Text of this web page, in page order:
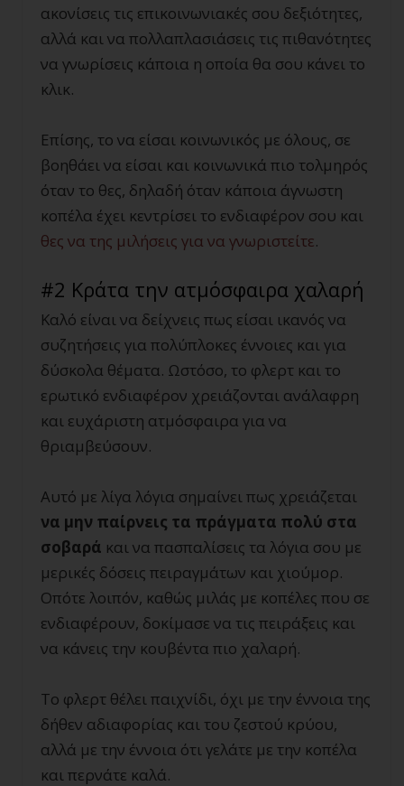
ακονίσεις τις επικοινωνιακές σου δεξιότητες,
αλλά και να πολλαπλασιάσεις τις πιθανότητες
να γνωρίσεις κάποια η οποία θα σου κάνει το
κλικ.
Επίσης, το να είσαι κοινωνικός με όλους, σε
βοηθάει να είσαι και κοινωνικά πιο τολμηρός
όταν το θες, δηλαδή όταν κάποια άγνωστη
κοπέλα έχει κεντρίσει το ενδιαφέρον σου και
θες να της μιλήσεις για να γνωριστείτε.
#2 Κράτα την ατμόσφαιρα χαλαρή
Καλό είναι να δείχνεις πως είσαι ικανός να
συζητήσεις για πολύπλοκες έννοιες και για
δύσκολα θέματα. Ωστόσο, το φλερτ και το
ερωτικό ενδιαφέρον χρειάζονται ανάλαφρη
και ευχάριστη ατμόσφαιρα για να
θριαμβεύσουν.
Αυτό με λίγα λόγια σημαίνει πως χρειάζεται
να μην παίρνεις τα πράγματα πολύ στα
σοβαρά και να πασπαλίσεις τα λόγια σου με
μερικές δόσεις πειραγμάτων και χιούμορ.
Οπότε λοιπόν, καθώς μιλάς με κοπέλες που σε
ενδιαφέρουν, δοκίμασε να τις πειράξεις και
να κάνεις την κουβέντα πιο χαλαρή.
Το φλερτ θέλει παιχνίδι, όχι με την έννοια της
δήθεν αδιαφορίας και του ζεστού κρύου,
αλλά με την έννοια ότι γελάτε με την κοπέλα
και περνάτε καλά.